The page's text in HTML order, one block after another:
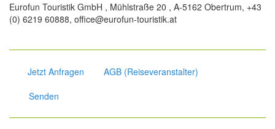
Eurofun Touristik GmbH , Mühlstraße 20 , A-5162 Obertrum, +43
(0) 6219 60888, office@eurofun-touristik.at
Jetzt Anfragen
AGB (Reiseveranstalter)
Senden